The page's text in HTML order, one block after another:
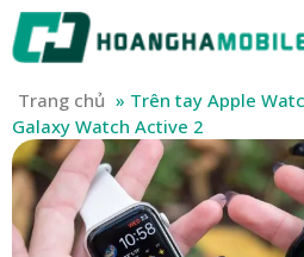
Trang chủ » Trên tay Apple
Galaxy Watch Active 2